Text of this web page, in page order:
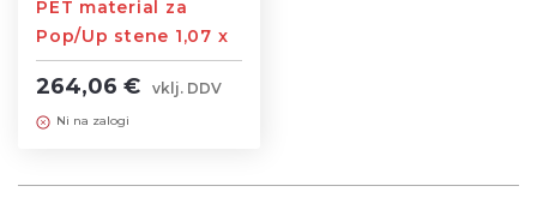
PET material za
Pop/Up stene 1,07 x
30m
264,06 € vklj. DDV
Ni na zalogi